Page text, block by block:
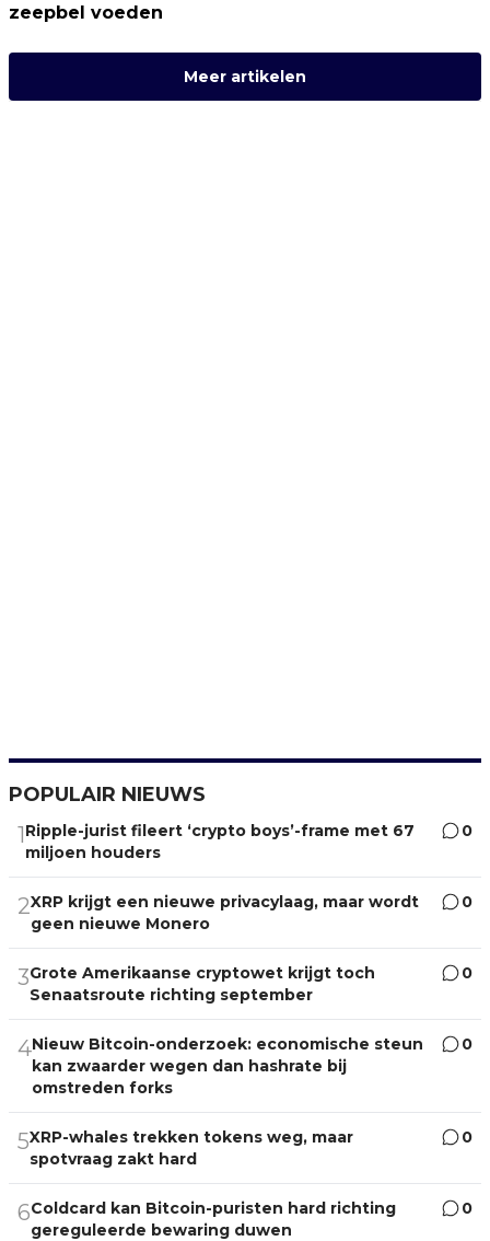
zeepbel voeden
Meer artikelen
POPULAIR NIEUWS
1Ripple-jurist fileert ‘crypto boys’-frame met 67
miljoen houders
0
2XRP krijgt een nieuwe privacylaag, maar wordt
geen nieuwe Monero
0
3Grote Amerikaanse cryptowet krijgt toch
Senaatsroute richting september
0
4Nieuw Bitcoin-onderzoek: economische steun
kan zwaarder wegen dan hashrate bij
omstreden forks
0
5XRP-whales trekken tokens weg, maar
spotvraag zakt hard
0
6Coldcard kan Bitcoin-puristen hard richting
gereguleerde bewaring duwen
0